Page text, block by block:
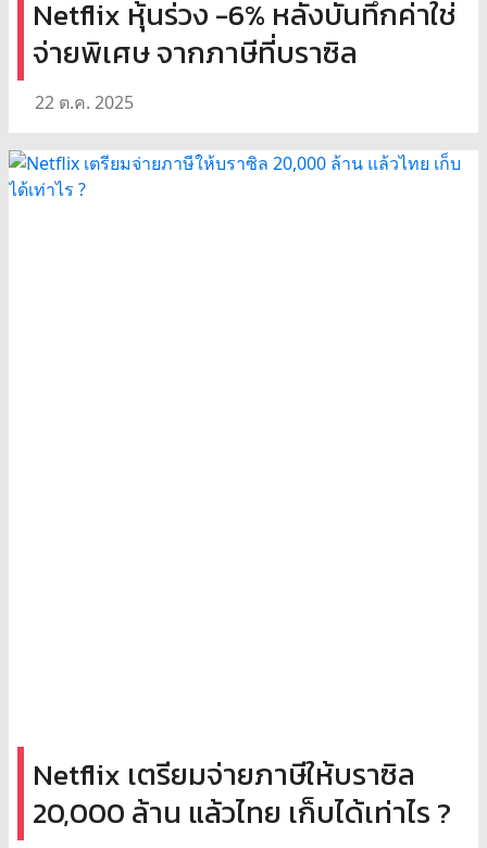
Netflix หุ้นร่วง -6% หลังบันทึกค่าใช่
จ่ายพิเศษ จากภาษีที่บราซิล
22 ต.ค. 2025
Netflix เตรียมจ่ายภาษีให้บราซิล
20,000 ล้าน แล้วไทย เก็บได้เท่าไร ?